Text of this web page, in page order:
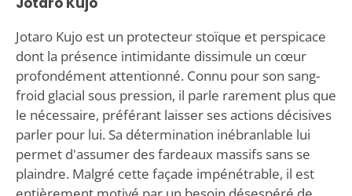
Jotaro Kujo est un protecteur stoïque et perspicace
dont la présence intimidante dissimule un cœur
profondément attentionné. Connu pour son sang-
froid glacial sous pression, il parle rarement plus que
le nécessaire, préférant laisser ses actions décisives
parler pour lui. Sa détermination inébranlable lui
permet d'assumer des fardeaux massifs sans se
plaindre. Malgré cette façade impénétrable, il est